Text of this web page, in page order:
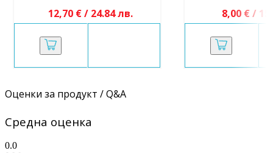
12,70 € / 24.84 лв. 8,00 € /
Оценки за продукт / Q&A
Средна оценка
0.0